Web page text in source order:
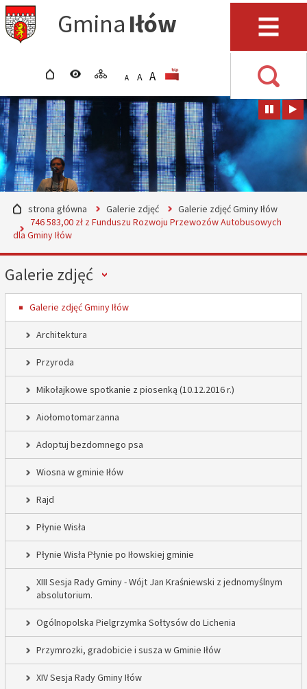
Przejdź do głównego
menu
Przejdź do treści
Przejdź do wyszukiwarki
Przejdź do mapy serwisu
Gmina Iłów Menu
strona głównawersja kontrastowa
mapa serwisu
APOMNIEJSZ CZCIONKĘ
A STANDARDOWY ROZMIAR
A POWIĘKSZ CZCIONKĘ
rozmiar czcionki
strona główna Galerie zdjęć
Galerie zdjęć Gminy Iłów
746 583,00 zł z Funduszu Rozwoju Przewozów Autobusowych
dla Gminy Iłów
Menu
Galerie zdjęć
Galerie zdjęć Gminy Iłów
Architektura
Przyroda
Mikołajkowe spotkanie z piosenką (10.12.2016 r.)
Aiołomotomarzanna
Adoptuj bezdomnego psa
Wiosna w gminie Iłów
Rajd
Płynie Wisła
Płynie Wisła Płynie po Iłowskiej gminie
XIII Sesja Rady Gminy - Wójt Jan Kraśniewski z jednomyślnym
absolutorium.
Ogólnopolska Pielgrzymka Sołtysów do Lichenia
Przymrozki, gradobicie i susza w Gminie Iłów
XIV Sesja Rady Gminy Iłów